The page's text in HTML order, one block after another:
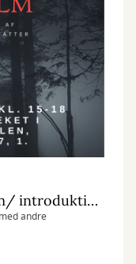
Film: Surprisegyservisning m/ introduktion - Det Obscure Selskab
andre